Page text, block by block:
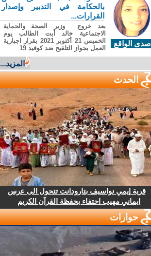
صدى الواقع
بالحكامة في التدبير وإصدار
القرارات...
بعد خروج وزير الصحة والحماية
الاجتماعية خالد أبت الطالب يوم
الخميس 21 أكتوبر 2021 بقرار اجبارية
العمل بجواز التلقيح ضد كوفيد 19
المزيد...
الحدث
قرية إيمي نواسيف بتارودانت تتحول الى عرس
ايماني مهيب احتفاء بحفظة القرآن الكريم
حوارات